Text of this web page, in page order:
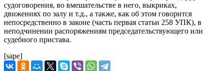
судоговорения, во вмешательстве в него, выкриках,
движениях по залу и т.д., а также, как об этом говорится
непосредственно в законе (часть первая статьи 258 УПК), в
неподчинении распоряжениям председательствующего или
судебного пристава.
[sape]